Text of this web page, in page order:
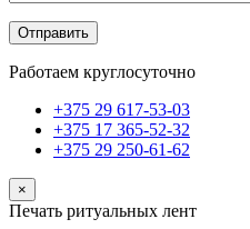
Работаем круглосуточно
+375 29 617-53-03
+375 17 365-52-32
+375 29 250-61-62
×
Печать ритуальных лент